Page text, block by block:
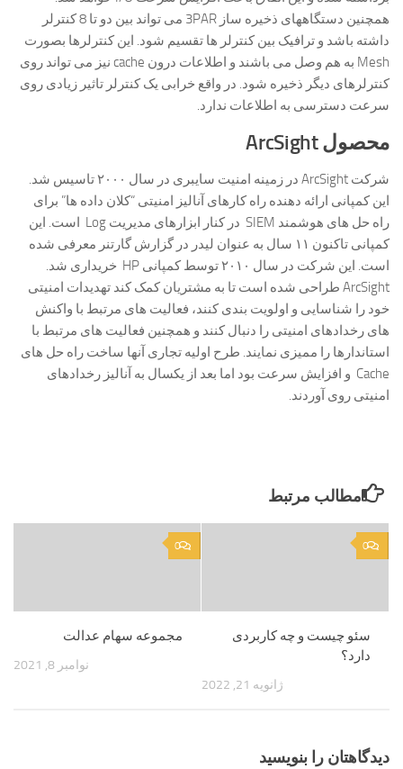
همچنین دستگاههای ذخیره ساز 3PAR می تواند بین دو تا 8 کنترلر
داشته باشد و ترافیک بین کنترلر ها تقسیم شود. این کنترلرها بصورت
Mesh به هم وصل می باشند و اطلاعات درون cache نیز می تواند روی
کنترلرهای دیگر ذخیره شود. در واقع خرابی یک کنترلر تاثیر زیادی روی
سرعت دسترسی به اطلاعات ندارد.
محصول ArcSight
شرکت ArcSight در زمینه امنیت سایبری در سال ۲۰۰۰ تاسیس شد.
این کمپانی ارائه دهنده راه کارهای آنالیز امنیتی “کلان داده ها” برای
راه حل های هوشمند SIEM در کنار ابزارهای مدیریت Log است. این
کمپانی تاکنون ۱۱ سال به عنوان لیدر در گزارش گارتنر معرفی شده
است. این شرکت در سال ۲۰۱۰ توسط کمپانی HP خریداری شد.
ArcSight طراحی شده است تا به مشتریان کمک کند تهدیدات امنیتی
خود را شناسایی و اولویت بندی کنند، فعالیت های مرتبط با واکنش
های رخدادهای امنیتی را دنبال کنند و همچنین فعالیت های مرتبط با
استاندارها را ممیزی نمایند. طرح اولیه تجاری آنها ساخت راه حل های
Cache و افزایش سرعت بود اما بعد از یکسال به آنالیز رخدادهای
امنیتی روی آوردند.
مطالب مرتبط
0
مجموعه سهام عدالت
نوامبر 8, 2021
0
سئو چیست و چه کاربردی
دارد؟
ژانویه 21, 2022
دیدگاهتان را بنویسید